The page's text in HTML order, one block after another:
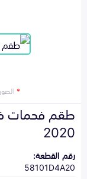
*
2020
رقم القطعة:
58101D4A20